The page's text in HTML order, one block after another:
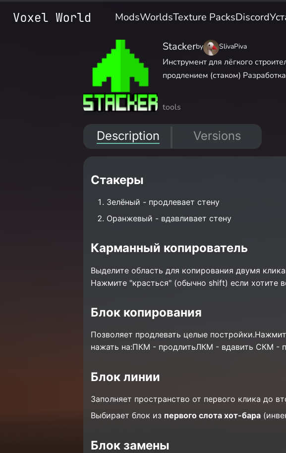
ModsWorldsTexture PacksDiscord
Stackerby SlivaPiva
Инструмент для лёгкого
продлением (стаком)
tools
Description Versions
Стакеры
Зелёный - продлевает стену
Оранжевый - вдавливает стену
Карманный копирователь
Выделите область для копирования двумя
Нажмите "красться" (обычно shift) если хотите
Блок копирования
Позволяет продлевать целые
нажать на:ПКМ - продлитьЛКМ - вдавить СКМ -
Блок линии
Заполняет пространство от первого клика до
Выбирает блок из первого слота хот-бара
Блок замены